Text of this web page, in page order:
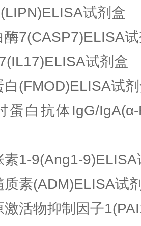
试剂盒
酶7(CASP7)ELISA
试剂盒
白(FMOD)ELISA试
蛋白抗体IgG/
素1-9(Ang1-9)ELISA
质素(ADM)ELISA试
激活物抑制因子